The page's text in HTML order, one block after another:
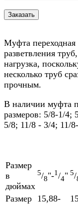
Муфта
разветвления
нагрузка,
несколько труб
прочным.
В наличии муфта
размеров: 5/8-1/4;
5/8; 11/8 - 3/4; 11/
Размер
в
дюймах
5/8"-1/4" 5/
Размер 15,88-